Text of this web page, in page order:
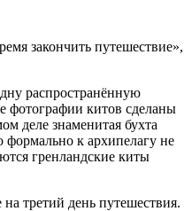
закончить путешествие»,
распространённую
фотографии китов сделаны
деле знаменитая бухта
формально к архипелагу не
гренландские киты
третий день путешествия.